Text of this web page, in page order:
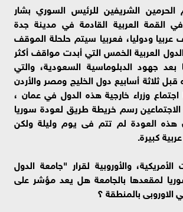
الحرمين الشريفين للرئيس السوري بشار
القمة العربية القادمة في مدينة جدة
عربيا ودوليا، فعربيا سيتم حلحلة الموقف
العربية الخمس التي أبدت مواقف أكثر
بعد جهود الدبلوماسية السعودية، والتي
قبل ثلاثة أسابيع دول الخليج ومصر والأردن
اجتماع وزراء خارجية هذه الدول في عمان ،
رسم خريطة طريق لعودة سوريا
هذه العودة لم تتم فى يوم وليلة ولكن
كبيرة.
والأوروبية لقرار "جامعة الدول
لمقعدها بالجامعة هل يعد مؤشر على
الاوروبى بالمنطقة ؟